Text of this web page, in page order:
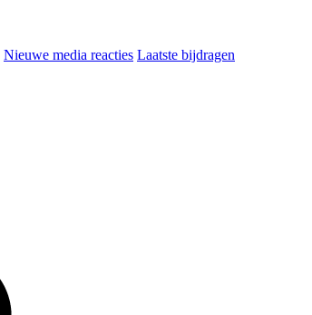
Nieuwe media reacties Laatste bijdragen